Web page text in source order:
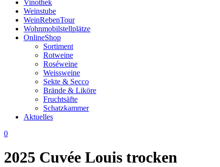
Vinothek
Weinstube
WeinRebenTour
Wohnmobilstellplätze
OnlineShop
Sortiment
Rotweine
Roséweine
Weissweine
Sekte & Secco
Brände & Liköre
Fruchtsäfte
Schatzkammer
Aktuelles
0
2025 Cuvée Louis trocken